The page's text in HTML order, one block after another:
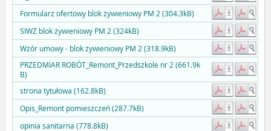
Formularz ofertowy blok żywieniowy PM 2 (304.3kB)
SIWZ blok żywieniowy PM 2 (324kB)
Wzór umowy - blok żywieniowy PM 2 (318.9kB)
PRZEDMIAR ROBÓT_Remont_Przedszkole nr 2 (661.9k
B)
strona tytułowa (162.8kB)
Opis_Remont pomieszczeń (287.7kB)
opinia sanitarna (778.8kB)